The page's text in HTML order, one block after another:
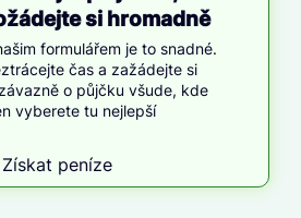
si hromadně
formulářem je to snadné.
čas a zažádejte si
o půjčku všude, kde
vyberete tu nejlepší
Získat peníze